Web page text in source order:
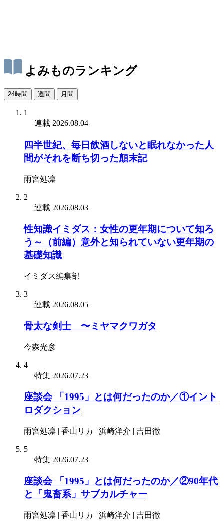
よみものランキング
24時間 週間 月間
1
連載 2026.08.04
四半世紀、毎日飲酒しないと眠れなかった人
間がそれを断ち切った顛末記
雨宮処凛
2
連載 2026.08.03
性知識イミダス：女性の更年期について知ろ
う～（前編）意外と知られていない更年期の
基礎知識
イミダス編集部
3
連載 2026.08.05
骨太な剣士 〜ミヤマクワガタ
今森光彦
4
特集 2026.07.23
座談会 「1995」とは何だったのか／①イント
ロダクション
雨宮処凛 | 香山リカ | 浜崎洋介 | 吉田徹
5
特集 2026.07.23
座談会 「1995」とは何だったのか／②90年代
と「鬼畜系」サブカルチャー
雨宮処凛 | 香山リカ | 浜崎洋介 | 吉田徹